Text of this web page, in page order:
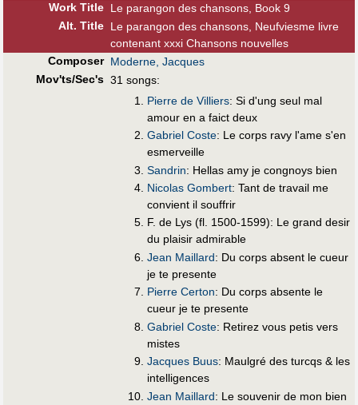
Work Title Le parangon des chansons, Book 9
Alt. Title Le parangon des chansons, Neufviesme livre
contenant xxxi Chansons nouvelles
Composer Moderne, Jacques
Mov'ts/Sec's 31 songs:
Pierre de Villiers: Si d'ung seul mal
amour en a faict deux
Gabriel Coste: Le corps ravy l'ame s'en
esmerveille
Sandrin: Hellas amy je congnoys bien
Nicolas Gombert: Tant de travail me
convient il souffrir
F. de Lys (fl. 1500-1599): Le grand desir
du plaisir admirable
Jean Maillard: Du corps absent le cueur
je te presente
Pierre Certon: Du corps absente le
cueur je te presente
Gabriel Coste: Retirez vous petis vers
mistes
Jacques Buus: Maulgré des turcqs & les
intelligences
Jean Maillard: Le souvenir de mon bien